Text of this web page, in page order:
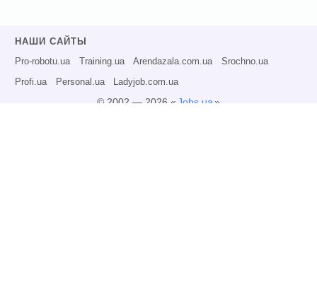
НАШИ САЙТЫ
Pro-robotu.ua Training.ua Arendazala.com.ua Srochno.ua
Profi.ua Personal.ua Ladyjob.com.ua
© 2002 — 2026 « Jobs.ua»